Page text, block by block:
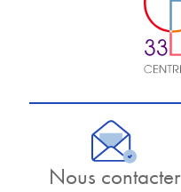
Nous contacter